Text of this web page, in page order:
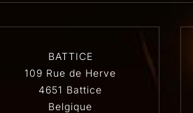
BATTICE
109 Rue de Herve
4651 Battice
Belgique